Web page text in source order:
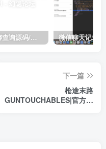
幻隐Q绑查询源码/完整源码带API
下一篇
枪途末路
GUNTOUCHABLES|官方中